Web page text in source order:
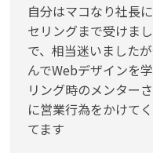
自分はマコなり社長
セリングまで受けま
で、相当迷いました
んでWebデザインを
リング時のメンター
に営業行為をかけて
てます